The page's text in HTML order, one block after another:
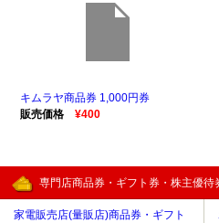
キムラヤ商品券 1,000円券
販売価格
¥400
専門店商品券・ギフト券・株主優待
家電販売店(量販店)商品券・ギフト